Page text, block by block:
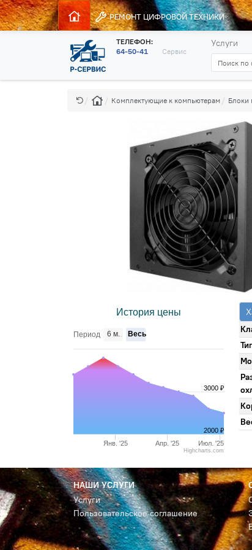
РЕМОНТЦИФРОВОЙ ТЕХНИКИ
ТЕЛЕФОН:
64-50-41
Сервис
Услуги
Комплектующие к компьютерам Блоки
История цены
Янв. '25 Апр. '25 Июл. '25
2000 ₽
3000 ₽
Период 6 м. Весь
Highcharts.com
НАШИ УСЛУГИ
Услуги
Пользовательское соглашение